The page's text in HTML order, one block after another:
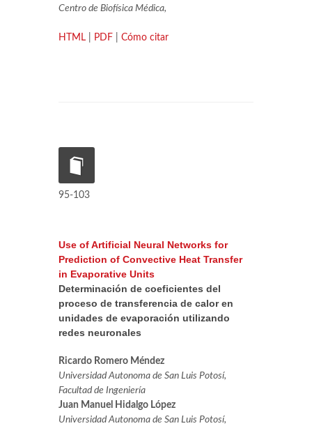
Centro de Biofísica Médica,
HTML PDF Cómo citar
95-103
Use of Artificial Neural Networks for
Prediction of Convective Heat Transfer
in Evaporative Units
Determinación de coeficientes del
proceso de transferencia de calor en
unidades de evaporación utilizando
redes neuronales
Ricardo Romero Méndez
Universidad Autonoma de San Luis Potosí,
Facultad de Ingeniería
Juan Manuel Hidalgo López
Universidad Autonoma de San Luis Potosí,